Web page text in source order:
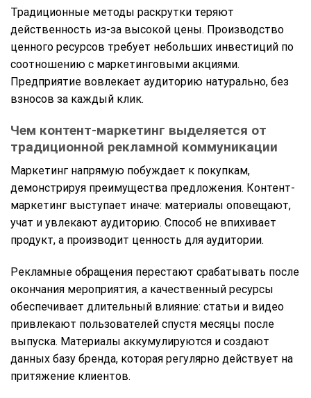
Традиционные методы раскрутки теряют
действенность из-за высокой цены. Производство
ценного ресурсов требует небольших инвестиций по
соотношению с маркетинговыми акциями.
Предприятие вовлекает аудиторию натурально, без
взносов за каждый клик.
Чем контент-маркетинг выделяется от
традиционной рекламной коммуникации
Маркетинг напрямую побуждает к покупкам,
демонстрируя преимущества предложения. Контент-
маркетинг выступает иначе: материалы оповещают,
учат и увлекают аудиторию. Способ не впихивает
продукт, а производит ценность для аудитории.
Рекламные обращения перестают срабатывать после
окончания мероприятия, а качественный ресурсы
обеспечивает длительный влияние: статьи и видео
привлекают пользователей спустя месяцы после
выпуска. Материалы аккумулируются и создают
данных базу бренда, которая регулярно действует на
притяжение клиентов.